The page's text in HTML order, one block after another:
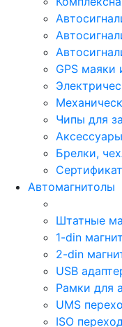
GPS маяки
Чипы для
Брелки,
Автомагнитолы
Штатные
1-din
2-din
USB
Рамки для
UMS
ISO